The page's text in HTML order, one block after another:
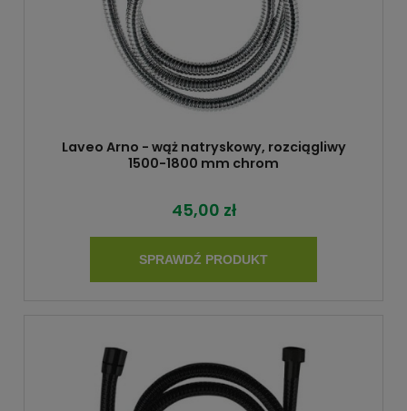
Laveo Arno - wąż natryskowy, rozciągliwy
1500-1800 mm chrom
45,00 zł
SPRAWDŹ PRODUKT